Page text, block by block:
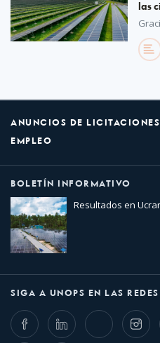
las
ANUNCIOS DE LICITACIONES
EMPLEO
BOLETÍN INFORMATIVO
Resultados en
SIGA A UNOPS EN LAS
FacebookLinkedIn Twitter